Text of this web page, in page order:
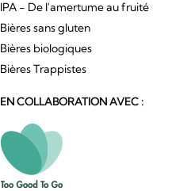
IPA - De l'amertume au fruité
Bières sans gluten
Bières biologiques
Bières Trappistes
EN COLLABORATION AVEC :